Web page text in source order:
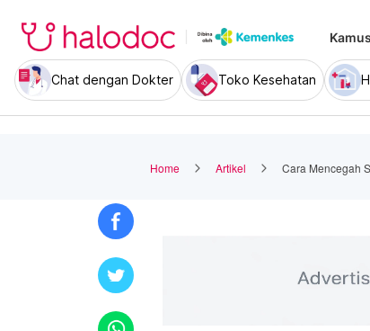
Chat dengan Dokter Toko Kesehatan
Home Artikel Cara Mencegah